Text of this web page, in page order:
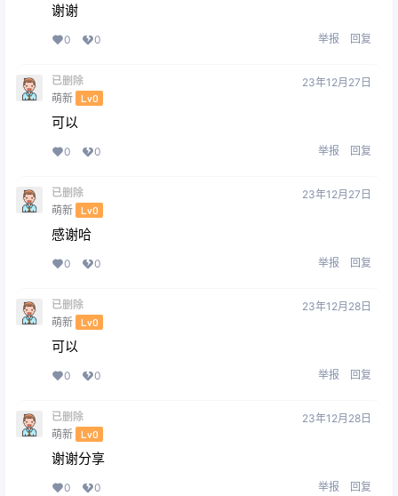
谢谢
0 0 举报 回复
已删除
萌新 Lv0
23年12月27日
可以
0 0 举报 回复
已删除
萌新 Lv0
23年12月27日
感谢哈
0 0 举报 回复
已删除
萌新 Lv0
23年12月28日
可以
0 0 举报 回复
已删除
萌新 Lv0
23年12月28日
谢谢分享
0 0 举报 回复